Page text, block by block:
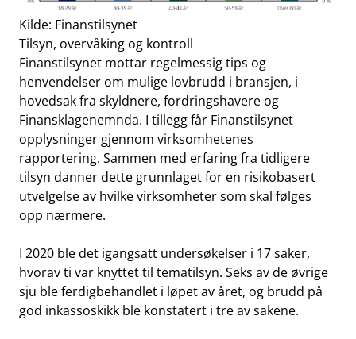
Kilde: Finanstilsynet
Tilsyn, overvåking og kontroll
Finanstilsynet mottar regelmessig tips og
henvendelser om mulige lovbrudd i bransjen, i
hovedsak fra skyldnere, fordringshavere og
Finansklagenemnda. I tillegg får Finanstilsynet
opplysninger gjennom virksomhetenes
rapportering. Sammen med erfaring fra tidligere
tilsyn danner dette grunnlaget for en risikobasert
utvelgelse av hvilke virksomheter som skal følges
opp nærmere.
I 2020 ble det igangsatt undersøkelser i 17 saker,
hvorav ti var knyttet til tematilsyn. Seks av de øvrige
sju ble ferdigbehandlet i løpet av året, og brudd på
god inkassoskikk ble konstatert i tre av sakene.